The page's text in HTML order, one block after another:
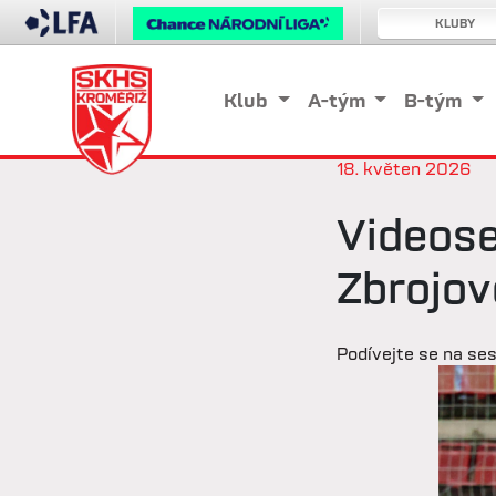
Klub A-tým B-tým
18. květen 2026
Podívejte se na
KLUBY